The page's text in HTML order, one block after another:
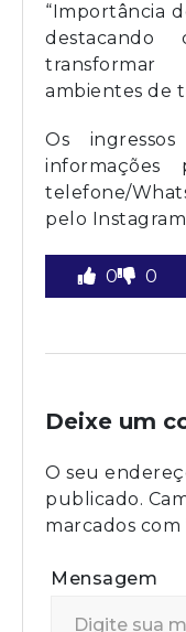
“Importância
ambientes de
Os
telefone/
pelo
0 0
Deixe um
O seu
publicado.
marcados com
Mensagem